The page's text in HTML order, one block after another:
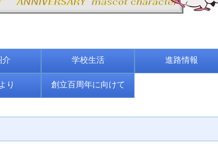
学校生活 進路情報
り 創立百周年に向けて